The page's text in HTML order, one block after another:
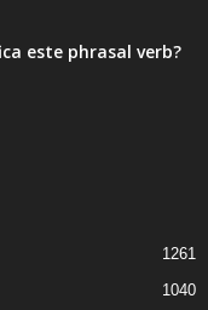
este phrasal verb?
1261
1040